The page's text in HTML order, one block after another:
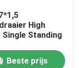
High
Single Standing
Beste prijs